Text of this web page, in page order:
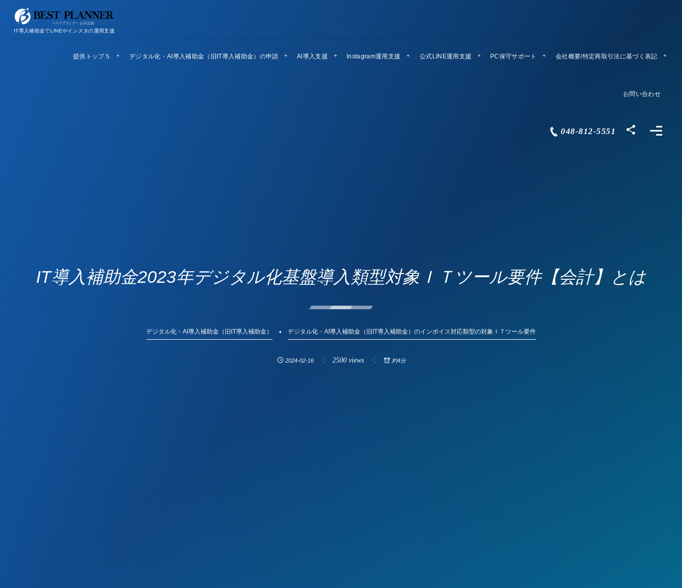
IT導入補助金でLINEやインスタの運用支援
提供トップ５
Top5 デジタル化・AI導入補助金（旧IT導入補助金）の申請 AI導入支援 Instagram運用支援 公式LINE運用支援 PC保守サポート
リモートメンテ 会社概要/特定商取引法に基づく表記
Company Profile
お問い合わせ
Contact
048-812-5551
IT導入補助金2023年デジタル化基盤導入類型対象ＩＴツール要件【会計】とは
デジタル化・AI導入補助金（旧IT導入補助金） デジタル化・AI導入補助金（旧IT導入補助金）のインボイス対応類型の対象ＩＴツール要件
2024-02-16 2500 views 約4分